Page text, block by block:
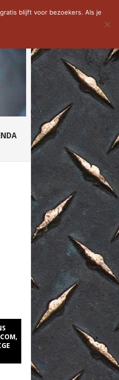
blijft voor bezoekers. Als je